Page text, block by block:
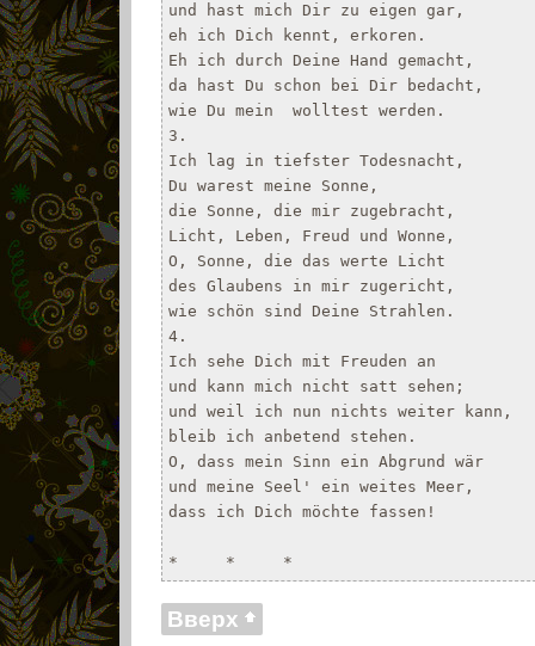
und hast mich Dir zu eigen gar,
eh ich Dich kennt, erkoren.
Eh ich durch Deine Hand gemacht,
da hast Du schon bei Dir bedacht,
wie Du mein  wolltest werden.
3.
Ich lag in tiefster Todesnacht,
Du warest meine Sonne,
die Sonne, die mir zugebracht,
Licht, Leben, Freud und Wonne,
O, Sonne, die das werte Licht
des Glaubens in mir zugericht,
wie schön sind Deine Strahlen.
4.
Ich sehe Dich mit Freuden an
und kann mich nicht satt sehen;
und weil ich nun nichts weiter kann,
bleib ich anbetend stehen.
O, dass mein Sinn ein Abgrund wär
und meine Seel' ein weites Meer,
dass ich Dich möchte fassen!
*     *     *
Вверх